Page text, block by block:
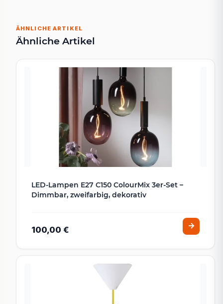
ÄHNLICHE ARTIKEL
Ähnliche Artikel
LED-Lampen E27 C150 ColourMix 3er-Set –
Dimmbar, zweifarbig, dekorativ
100,00 €